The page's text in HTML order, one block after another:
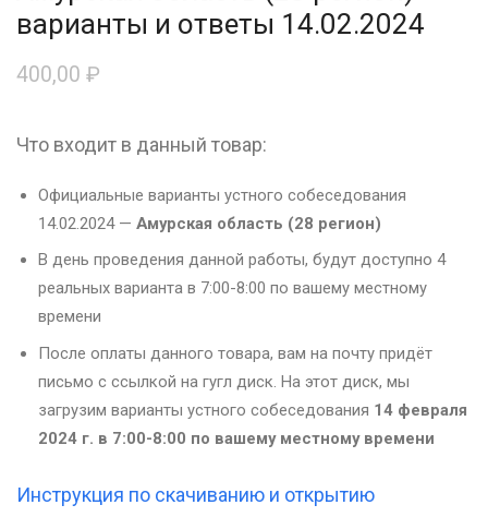
варианты и ответы 14.02.2024
400,00 ₽
Что входит в данный товар:
Официальные варианты устного собеседования
14.02.2024 — Амурская область (28 регион)
В день проведения данной работы, будут доступно 4
реальных варианта в 7:00-8:00 по вашему местному
времени
После оплаты данного товара, вам на почту придёт
письмо с ссылкой на гугл диск. На этот диск, мы
загрузим варианты устного собеседования 14 февраля
2024 г. в 7:00-8:00 по вашему местному времени
Инструкция по скачиванию и открытию